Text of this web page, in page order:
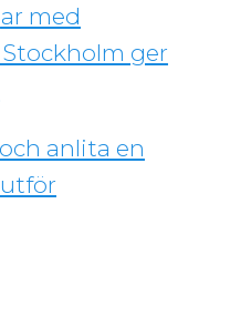
med
ger
anlita en